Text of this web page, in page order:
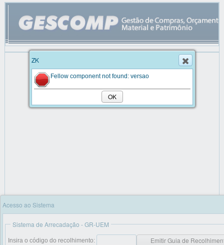
Acesso ao Sistema
Sistema de Arrecadação - GR-UEM
Insira o código do recolhimento: Emitir Guia de
ZK
Fellow component not found: versao
OK